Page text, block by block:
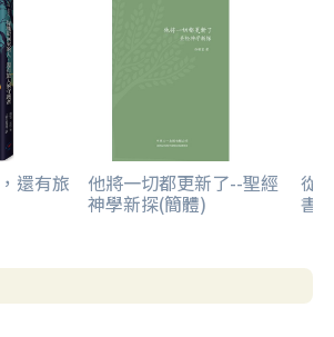
還有旅 他將一切都更新了--聖經
神學新探(簡體)
從
書